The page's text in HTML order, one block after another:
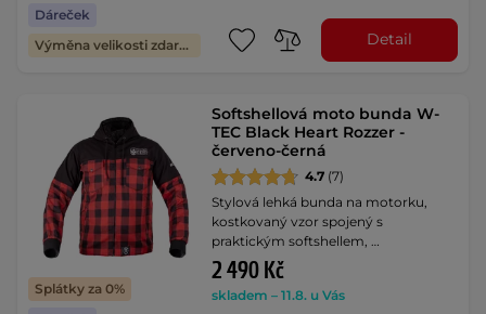
Dáreček
Výměna velikosti zdarma
Detail
Splátky za 0%
Softshellová moto bunda W-
TEC Black Heart Rozzer -
červeno-černá
4.7 (7)
Stylová lehká bunda na motorku,
kostkovaný vzor spojený s
praktickým softshellem, …
2 490 Kč
skladem – 11.8. u Vás